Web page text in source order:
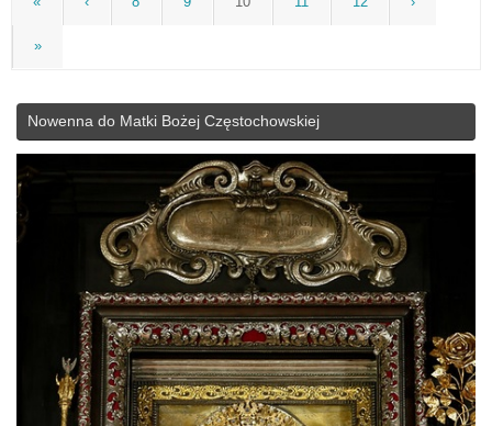
»
Nowenna do Matki Bożej Częstochowskiej